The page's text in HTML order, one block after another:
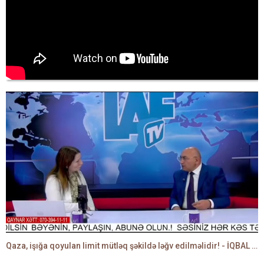
Qaza, işığa qoyulan limit mütləq şəkildə ləğv edilməlidir! - İQBAL AĞAZADƏ